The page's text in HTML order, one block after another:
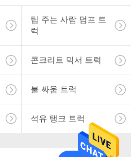
팁 주는 사람 덤프 트
럭
콘크리트 믹서 트럭
불 싸움 트럭
석유 탱크 트럭